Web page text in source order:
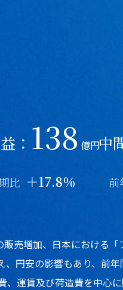
： 138 億円
比 ＋17.8％
中
前
売増加、日本における「
、円安の影響もあり、前
、運賃及び荷造費を中心